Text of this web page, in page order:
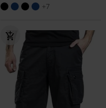
+7